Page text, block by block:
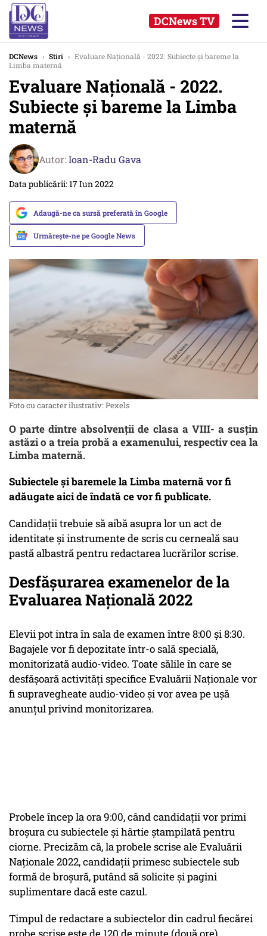
DCNews TV
DCNews › Stiri › Evaluare Națională - 2022. Subiecte și bareme la
Limba maternă
Evaluare Națională - 2022.
Subiecte și bareme la Limba
maternă
Autor:Ioan-Radu Gava
Data publicării: 17 Iun 2022
Adaugă-ne ca sursă preferată în Google
Urmărește-ne pe Google News
Foto cu caracter ilustrativ: Pexels
O parte dintre absolvenţii de clasa a VIII- a susţin
astăzi o a treia probă a examenului, respectiv cea la
Limba maternă.
Subiectele și baremele la Limba maternă vor fi
adăugate aici de îndată ce vor fi publicate.
Candidaţii trebuie să aibă asupra lor un act de
identitate şi instrumente de scris cu cerneală sau
pastă albastră pentru redactarea lucrărilor scrise.
Desfăşurarea examenelor de la
Evaluarea Naţională 2022
Elevii pot intra în sala de examen între 8:00 şi 8:30.
Bagajele vor fi depozitate într-o sală specială,
monitorizată audio-video. Toate sălile în care se
desfăşoară activităţi specifice Evaluării Naţionale vor
fi supravegheate audio-video şi vor avea pe uşă
anunţul privind monitorizarea.
Probele încep la ora 9:00, când candidaţii vor primi
broşura cu subiectele şi hârtie ştampilată pentru
ciorne. Precizăm că, la probele scrise ale Evaluării
Naţionale 2022, candidaţii primesc subiectele sub
formă de broşură, putând să solicite şi pagini
suplimentare dacă este cazul.
Timpul de redactare a subiectelor din cadrul fiecărei